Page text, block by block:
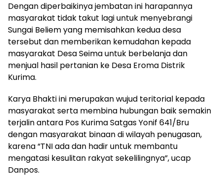
Dengan diperbaikinya jembatan ini harapannya
masyarakat tidak takut lagi untuk menyebrangi
Sungai Beliem yang memisahkan kedua desa
tersebut dan memberikan kemudahan kepada
masyarakat Desa Seima untuk berbelanja dan
menjual hasil pertanian ke Desa Eroma Distrik
Kurima.
Karya Bhakti ini merupakan wujud teritorial kepada
masyarakat serta membina hubungan baik semakin
terjalin antara Pos Kurima Satgas Yonif 641/Bru
dengan masyarakat binaan di wilayah penugasan,
karena “TNI ada dan hadir untuk membantu
mengatasi kesulitan rakyat sekelilingnya”, ucap
Danpos.